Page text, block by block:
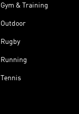
Gym & Training
Outdoor
Rugby
Running
Tennis